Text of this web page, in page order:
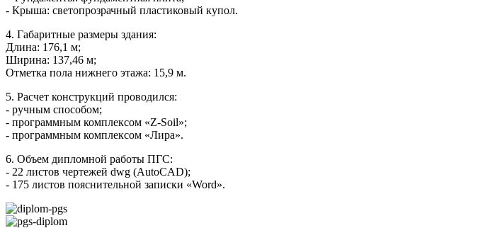
- Крыша: светопрозрачный пластиковый купол.
4. Габаритные размеры здания:
Длина: 176,1 м;
Ширина: 137,46 м;
Отметка пола нижнего этажа: 15,9 м.
5. Расчет конструкций проводился:
- ручным способом;
- программным комплексом «Z-Soil»;
- программным комплексом «Лира».
6. Объем дипломной работы ПГС:
- 22 листов чертежей dwg (AutoCAD);
- 175 листов пояснительной записки «Word».